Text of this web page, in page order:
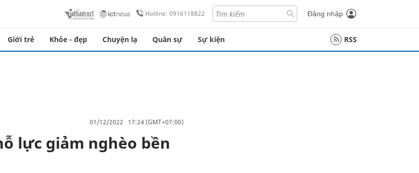
Hotline: 0916118822 Đăng nhập
Giới trẻ Khỏe - đẹp Chuyện lạ Quân sự Sự kiện RSS
01/12/2022 17:24 (GMT+07:00)
lực giảm nghèo bền